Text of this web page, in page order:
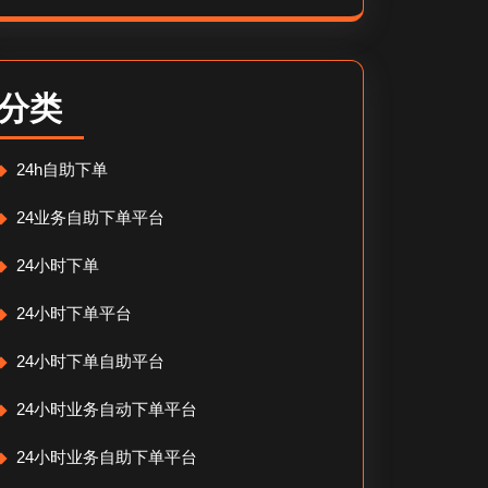
类
24h自助下单
24业务自助下单平台
24小时下单
24小时下单平台
24小时下单自助平台
24小时业务自动下单平台
24小时业务自助下单平台